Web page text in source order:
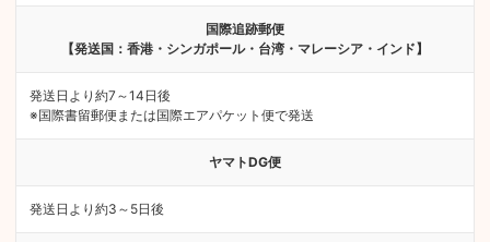
国際追跡郵便
【発送国：香港・シンガポール・台湾・マレーシア・インド】
発送日より約7～14日後
※国際書留郵便または国際エアパケット便で発送
ヤマトDG便
発送日より約3～5日後